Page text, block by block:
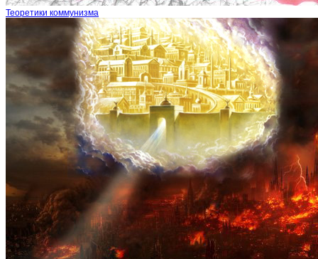
Теоретики коммунизма